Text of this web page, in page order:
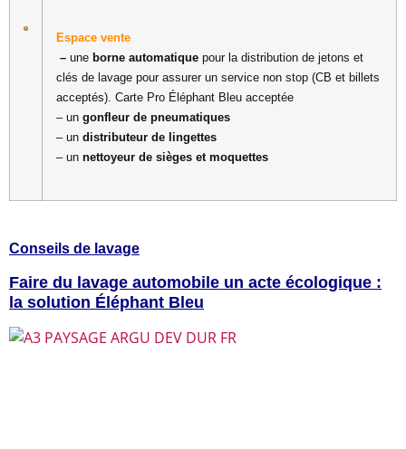
Espace vente
– une borne automatique pour la distribution de jetons et
clés de lavage pour assurer un service non stop (CB et billets
acceptés). Carte Pro Éléphant Bleu acceptée
– un gonfleur de pneumatiques
– un distributeur de lingettes
– un nettoyeur de sièges et moquettes
Conseils de lavage
Faire du lavage automobile un acte écologique :
la solution Éléphant Bleu